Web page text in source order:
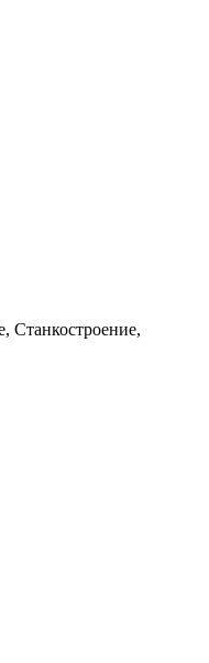
Станкостроение,